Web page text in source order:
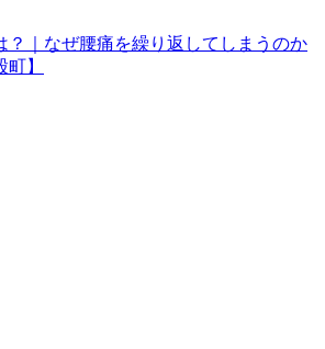
？｜なぜ腰痛を繰り返してしまうのか
町】